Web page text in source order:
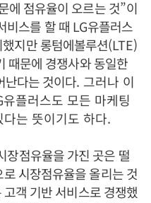
에 점유율이 오르는 것”이
비스를 할 때 LG유플러스
지만 롱텀에볼루션(LTE)
때문에 경쟁사와 동일한
난다는 것이다. 그러나 이
플러스도 모든 마케팅
는 뜻이기도 하다.
장점유율을 가진 곳은 떨
시장점유율을 올리는 것
고객 기반 서비스로 경쟁했